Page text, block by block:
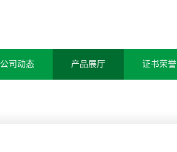
公司动态 产品展厅 证书荣誉